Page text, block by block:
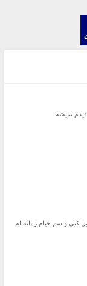
نمیشه
کنی واسم خیام زمانه ام